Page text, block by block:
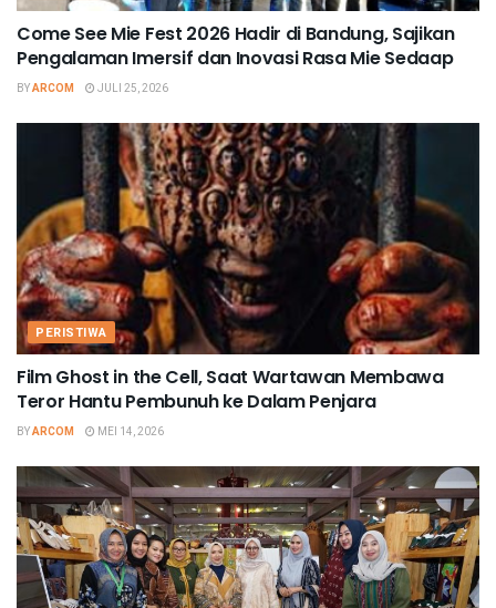
Come See Mie Fest 2026 Hadir di Bandung, Sajikan
Pengalaman Imersif dan Inovasi Rasa Mie Sedaap
BYARCOM JULI 25, 2026
PERISTIWA
Film Ghost in the Cell, Saat Wartawan Membawa
Teror Hantu Pembunuh ke Dalam Penjara
BYARCOM MEI 14, 2026